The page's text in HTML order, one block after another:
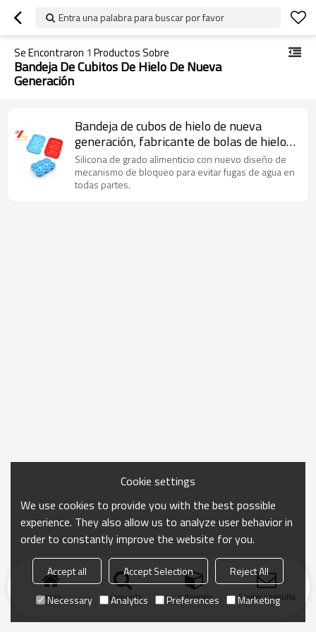
Entra una palabra para buscar por favor
Se Encontraron 1 Productos Sobre
Bandeja De Cubitos De Hielo De Nueva
Generación
Bandeja de cubos de hielo de nueva
generación, fabricante de bolas de hielo,
bandeja de hielo de silicona con tapa de
Esfera para enfriar whisky, cócteles,
vodka
Silicona de grado alimenticio con nuevo diseño de
mecanismo de bloqueo para evitar fugas de agua en
todas partes.
Inicio búsqueda categoría Enviar consulta
Cookie settings
We use cookies to provide you with the best possible
experience. They also allow us to analyze user behavior in
order to constantly improve the website for you.
Accept all Accept Selection
Reject All
Necessary
Analytics Preferences Marketing